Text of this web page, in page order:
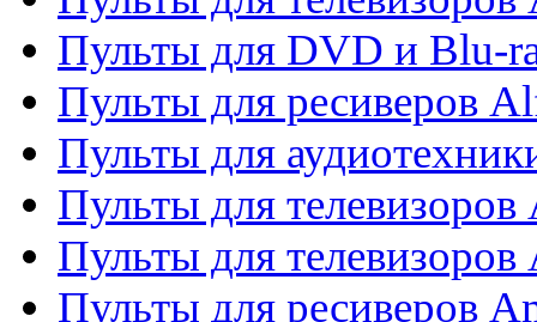
Пульты для DVD и Blu-
Пульты для ресиверов
Пульты для
Пульты для
Пульты для
Пульты для ресиверов